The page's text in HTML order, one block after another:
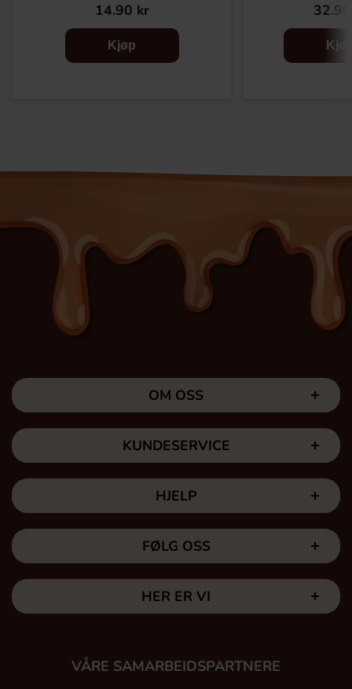
14.90 kr
Kjøp
OM OSS
KUNDESERVICE
HJELP
FØLG OSS
HER ER VI
VÅRE SAMARBEIDSPARTNERE